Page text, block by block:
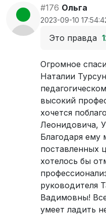
#176 Ольга
2023-09-10
Это правда
Огромное
Наталии
высокий
хочется
Леонидовича,
Благодаря ему
поставленных
хотелось бы
руководителя
Вадимовны!
умеет ладить